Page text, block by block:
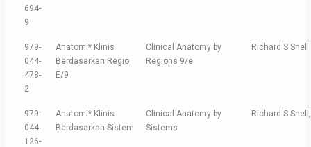
694-
9
979-
044-
478-
2
Anatomi* Klinis
Berdasarkan Regio
E/9
Clinical Anatomy by
Regions 9/e
Richard S Snell
979-
044-
126-
Anatomi* Klinis
Berdasarkan Sistem
Clinical Anatomy by
Sistems
Richard